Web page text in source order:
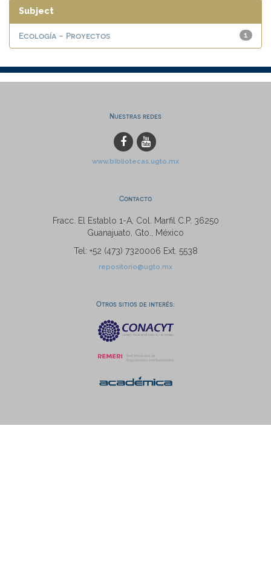
Subject
1
Ecología - Proyectos
Nuestras redes
www.bibliotecas.ugto.mx
Contacto
Fracc. El Establo 1-A, Col. Marfil C.P. 36250
Guanajuato, Gto., México
Tel: +52 (473) 7320006 Ext. 5538
repositorio@ugto.mx
Otros sitios de interés: